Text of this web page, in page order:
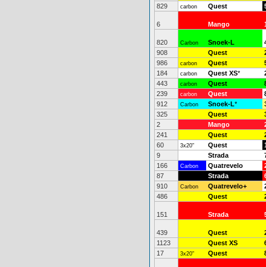
829
carbon Quest
6 Mango
820 Carbon Snoek-L
908
Quest
986
carbon Quest
184
carbon Quest XS*
443
carbon Quest
239
carbon Quest
912
Carbon Snoek-L*
325
Quest
2
Mango
241
Quest
60
3x20" Quest
9
Strada
166
Carbon Quatrevelo
87
Strada
910
Carbon Quatrevelo+
486
Quest
151 Strada
439 Quest
1123
Quest XS
17
3x20" Quest